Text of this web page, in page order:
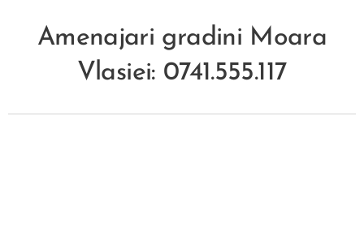
Amenajari gradini Moara
Vlasiei: 0741.555.117